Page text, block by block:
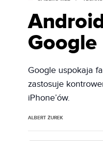
Google uspokaja
zastosuje
iPhone’ów.
ALBERT ŻUREK